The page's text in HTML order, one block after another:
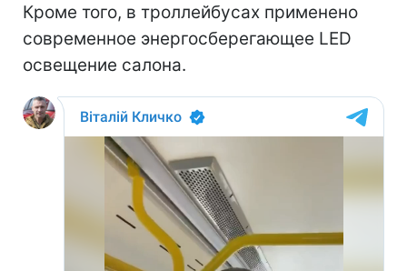
Кроме того, в троллейбусах применено
современное энергосберегающее LED
освещение салона.